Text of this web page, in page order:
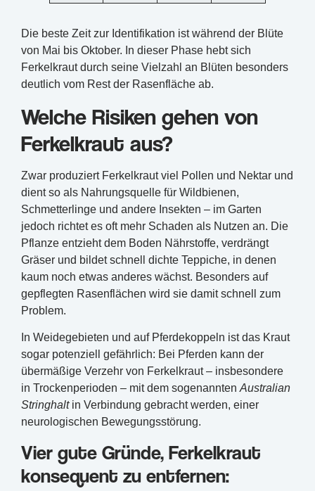
Die beste Zeit zur Identifikation ist während der Blüte
von Mai bis Oktober. In dieser Phase hebt sich
Ferkelkraut durch seine Vielzahl an Blüten besonders
deutlich vom Rest der Rasenfläche ab.
Welche Risiken gehen von
Ferkelkraut aus?
Zwar produziert Ferkelkraut viel Pollen und Nektar und
dient so als Nahrungsquelle für Wildbienen,
Schmetterlinge und andere Insekten – im Garten
jedoch richtet es oft mehr Schaden als Nutzen an. Die
Pflanze entzieht dem Boden Nährstoffe, verdrängt
Gräser und bildet schnell dichte Teppiche, in denen
kaum noch etwas anderes wächst. Besonders auf
gepflegten Rasenflächen wird sie damit schnell zum
Problem.
In Weidegebieten und auf Pferdekoppeln ist das Kraut
sogar potenziell gefährlich: Bei Pferden kann der
übermäßige Verzehr von Ferkelkraut – insbesondere
in Trockenperioden – mit dem sogenannten Australian
Stringhaltin Verbindung gebracht werden, einer
neurologischen Bewegungsstörung.
Vier gute Gründe, Ferkelkraut
konsequent zu entfernen: